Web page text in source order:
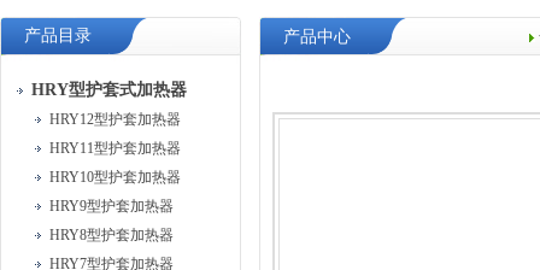
产品目录
HRY型护套式加热器
HRY12型护套加热器
HRY11型护套加热器
HRY10型护套加热器
HRY9型护套加热器
HRY8型护套加热器
HRY7型护套加热器
产品中心